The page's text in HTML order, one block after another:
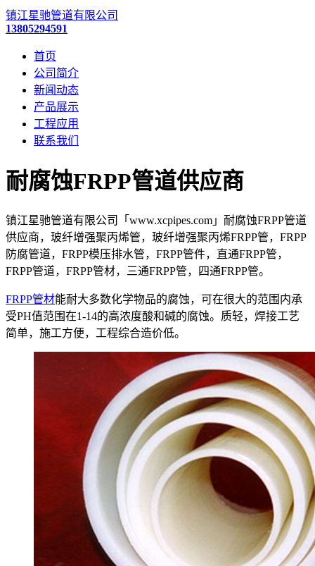
镇江星驰管道有限公司
13805294591
首页
公司简介
新闻动态
产品展示
工程应用
联系我们
耐腐蚀FRPP管道供应商
镇江星驰管道有限公司「www.xcpipes.com」耐腐蚀FRPP管道
供应商，玻纤增强聚丙烯管，玻纤增强聚丙烯FRPP管，FRPP
防腐管道，FRPP模压排水管，FRPP管件，直通FRPP管，
FRPP管道，FRPP管材，三通FRPP管，四通FRPP管。
FRPP管材能耐大多数化学物品的腐蚀，可在很大的范围内承
受PH值范围在1-14的高浓度酸和碱的腐蚀。质轻，焊接工艺
简单，施工方便，工程综合造价低。